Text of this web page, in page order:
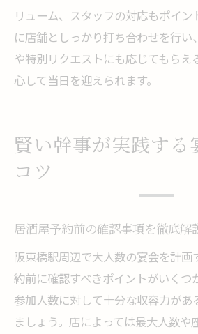
リューム、スタッフの対応もポイン
に店舗としっかり打ち合わせを行
や特別リクエストにも応じてもらえ
心して当日を迎えられます。
賢い幹事が実践する
コツ
居酒屋予約前の確認事項を徹底解
阪東橋駅周辺で大人数の宴会を計画
約前に確認すべきポイントがいくつ
参加人数に対して十分な収容力があ
ましょう。店によっては最大人数や